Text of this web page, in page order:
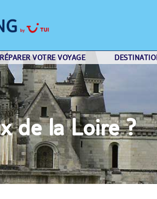
VOTRE VOYAGE
de la Loire ?